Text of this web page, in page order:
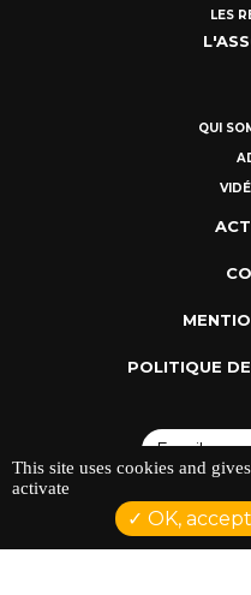
LES
QUI
POLITIQUE
ADRESSE : 128 AVENUE
This site uses cookies and
activate
OK, accept